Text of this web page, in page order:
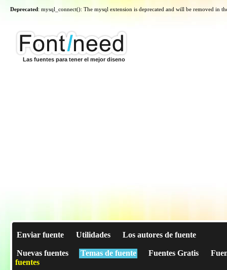
Deprecated: mysql_connect(): The mysql extension is deprecated and will be removed in
Las fuentes para tener el mejor diseno
Enviar fuente Utilidades Los autores de fuente
Nuevas fuentes Temas de fuente Fuentes Gratis
fuentes